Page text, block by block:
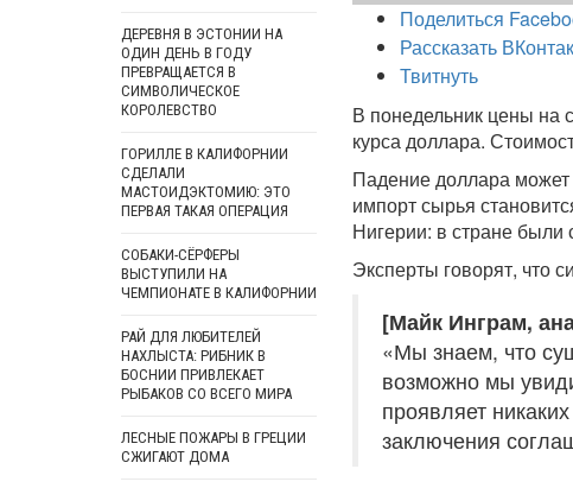
Поделиться
Рассказать
Твитнуть
В понедельник цены на
курса доллара.
Падение доллара
импорт сырья
Нигерии: в стране
Эксперты говорят, что
[Майк Инграм,
«Мы знаем, что
возможно мы
проявляет
заключения
ДЕРЕВНЯ В ЭСТОНИИ НА
ОДИН ДЕНЬ В ГОДУ
ПРЕВРАЩАЕТСЯ В
СИМВОЛИЧЕСКОЕ
КОРОЛЕВСТВО
ГОРИЛЛЕ В КАЛИФОРНИИ
СДЕЛАЛИ
МАСТОИДЭКТОМИЮ: ЭТО
ПЕРВАЯ ТАКАЯ ОПЕРАЦИЯ
СОБАКИ-СЁРФЕРЫ
ВЫСТУПИЛИ НА
ЧЕМПИОНАТЕ В КАЛИФОРНИИ
РАЙ ДЛЯ ЛЮБИТЕЛЕЙ
НАХЛЫСТА: РИБНИК В
БОСНИИ ПРИВЛЕКАЕТ
РЫБАКОВ СО ВСЕГО МИРА
ЛЕСНЫЕ ПОЖАРЫ В ГРЕЦИИ
СЖИГАЮТ ДОМА